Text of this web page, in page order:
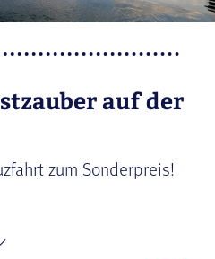
auf der
zum Sonderpreis!